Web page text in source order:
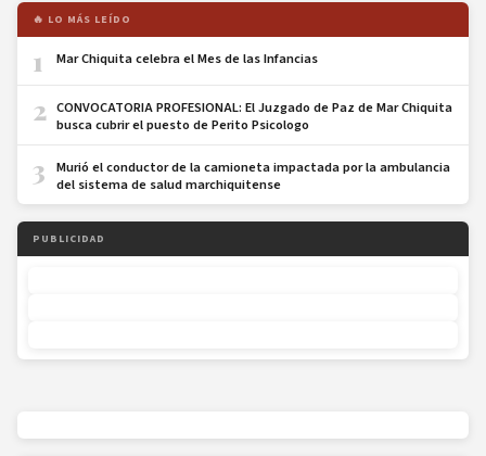
🔥 LO MÁS LEÍDO
1 Mar Chiquita celebra el Mes de las Infancias
2 CONVOCATORIA PROFESIONAL: El Juzgado de Paz de Mar Chiquita
busca cubrir el puesto de Perito Psicologo
3
Murió el conductor de la camioneta impactada por la ambulancia
del sistema de salud marchiquitense
PUBLICIDAD